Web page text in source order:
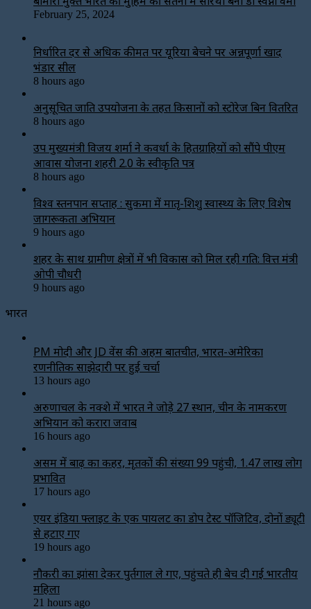
February 25, 2024
निर्धारित दर से अधिक कीमत पर यूरिया बेचने पर अन्नपूर्णा खाद
भंडार सील
8 hours ago
अनुसूचित जाति उपयोजना के तहत किसानों को स्टोरेज बिन वितरित
8 hours ago
उप मुख्यमंत्री विजय शर्मा ने कवर्धा के हितग्राहियों को सौंपे पीएम
आवास योजना शहरी 2.0 के स्वीकृति पत्र
8 hours ago
विश्व स्तनपान सप्ताह : सुकमा में मातृ-शिशु स्वास्थ्य के लिए विशेष
जागरूकता अभियान
9 hours ago
शहर के साथ ग्रामीण क्षेत्रों में भी विकास को मिल रही गति: वित्त मंत्री
ओपी चौधरी
9 hours ago
भारत
PM मोदी और JD वेंस की अहम बातचीत, भारत-अमेरिका
रणनीतिक साझेदारी पर हुई चर्चा
13 hours ago
अरुणाचल के नक्शे में भारत ने जोड़े 27 स्थान, चीन के नामकरण
अभियान को करारा जवाब
16 hours ago
असम में बाढ़ का कहर, मृतकों की संख्या 99 पहुंची, 1.47 लाख लोग
प्रभावित
17 hours ago
एयर इंडिया फ्लाइट के एक पायलट का डोप टेस्ट पॉजिटिव, दोनों ड्यूटी
से हटाए गए
19 hours ago
नौकरी का झांसा देकर पुर्तगाल ले गए, पहुंचते ही बेच दी गई भारतीय
महिला
21 hours ago